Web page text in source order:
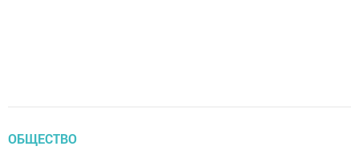
ОБЩЕСТВО